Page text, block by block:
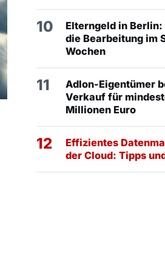
10
Elterngeld in
die Bearbeitung im
Wochen
11
Adlon-Eigentümer
Verkauf für
Millionen Euro
12
Effizientes
der Cloud: Tipps